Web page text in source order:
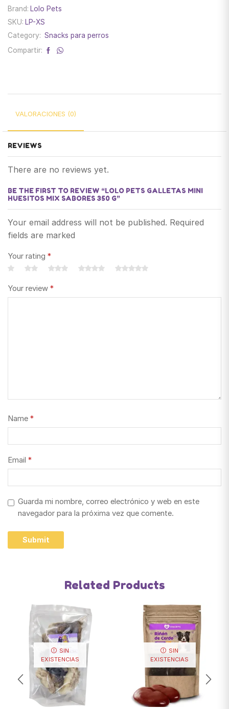
Brand: Lolo Pets
SKU: LP-XS
Category: Snacks para perros
Compartir:
VALORACIONES (0)
REVIEWS
There are no reviews yet.
BE THE FIRST TO REVIEW “LOLO PETS GALLETAS MINI
HUESITOS MIX SABORES 350 G”
Your email address will not be published. Required
fields are marked
Your rating *
Your review *
Name *
Email *
Guarda mi nombre, correo electrónico y web en este
navegador para la próxima vez que comente.
Related Products
SIN
EXISTENCIAS
SIN
EXISTENCIAS